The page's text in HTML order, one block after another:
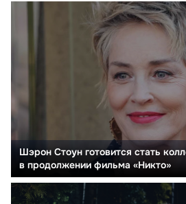
Шэрон Стоун готовится стать
в продолжении фильма «Никто»